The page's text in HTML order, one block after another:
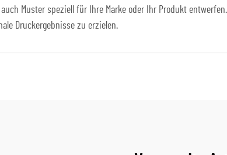
Muster speziell für Ihre Marke oder Ihr Produkt
Druckergebnisse zu erzielen.